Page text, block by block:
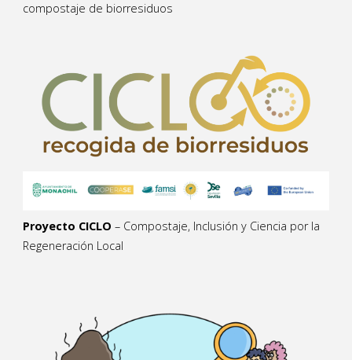
compostaje de biorresiduos
Proyecto CICLO – Compostaje, Inclusión y Ciencia por la
Regeneración Local